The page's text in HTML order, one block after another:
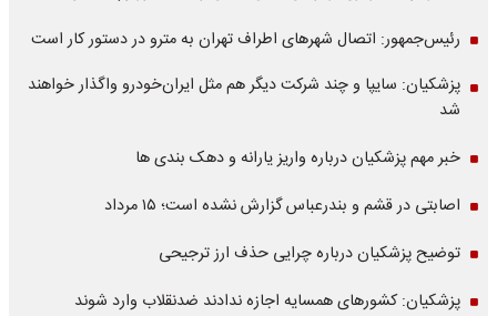
رئیس‌جمهور: اتصال شهرهای اطراف تهران به مترو در دستور کار است
پزشکیان: سایپا و چند شرکت دیگر هم مثل ایران‌خودرو واگذار خواهند
شد
خبر مهم پزشکیان درباره واریز یارانه و دهک بندی ها
اصابتی در قشم و بندرعباس گزارش نشده است؛ ۱۵ مرداد
توضیح پزشکیان درباره چرایی حذف ارز ترجیحی
پزشکیان: کشورهای همسایه اجازه ندادند ضدنقلاب وارد شوند